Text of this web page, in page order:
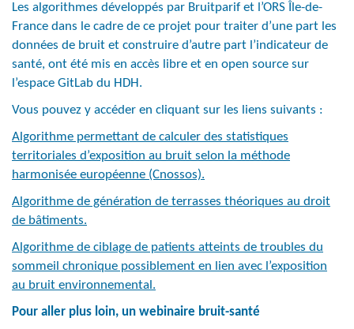
Les algorithmes développés par Bruitparif et l’ORS Île-de-
France dans le cadre de ce projet pour traiter d’une part les
données de bruit et construire d’autre part l’indicateur de
santé, ont été mis en accès libre et en open source sur
l’espace GitLab du HDH.
Vous pouvez y accéder en cliquant sur les liens suivants :
Algorithme permettant de calculer des statistiques
territoriales d’exposition au bruit selon la méthode
harmonisée européenne (Cnossos).
Algorithme de génération de terrasses théoriques au droit
de bâtiments.
Algorithme de ciblage de patients atteints de troubles du
sommeil chronique possiblement en lien avec l’exposition
au bruit environnemental.
Pour aller plus loin, un webinaire bruit-santé